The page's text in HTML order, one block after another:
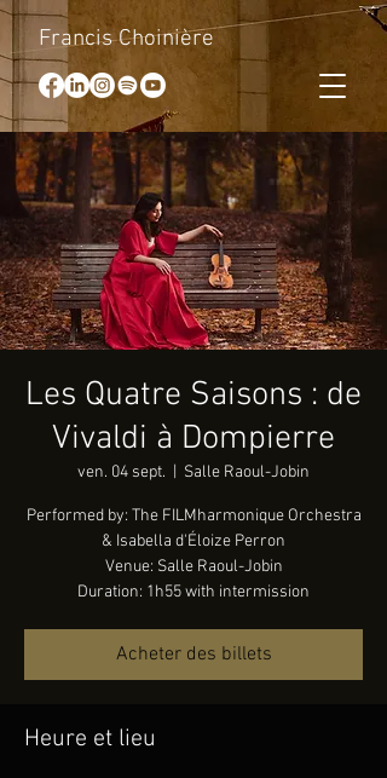
Francis Choinière
Les Quatre Saisons : de
Vivaldi à Dompierre
ven. 04 sept. Salle Raoul-Jobin
Performed by: The FILMharmonique Orchestra
& Isabella d'Éloize Perron
Venue: Salle Raoul-Jobin
Duration: 1h55 with intermission
Acheter des billets
Heure et lieu